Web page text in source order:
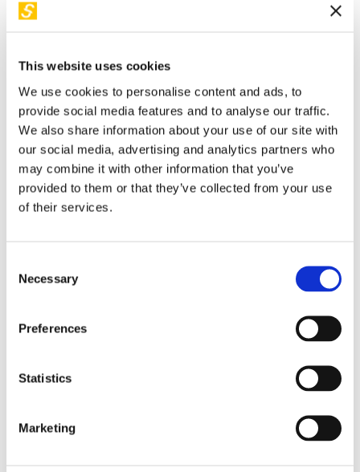
This website uses cookies
We use cookies to personalise content and ads, to
provide social media features and to analyse our traffic.
We also share information about your use of our site with
our social media, advertising and analytics partners who
may combine it with other information that you’ve
provided to them or that they’ve collected from your use
of their services.
Selection
Necessary
Preferences
Statistics
Marketing
sociale, policy-making e collaborazione tra pubblico e
acquisire competenze e professionalità utili ad entrare nel
mondo del lavoro e di supportare le imprese nell’individuare
personale con la preparazione e la motivazione di cui hanno
bisogno.
Di questi temi si è occupato anche in due governi come
Capo della Segreteria Tecnica del Ministero dell’Istruzione,
dell’Università e della Ricerca, seguendo la Riforma della
Economic Forum.
impresa, relazioni internazionali e istituzionali e
of Commerce in Italy, dove ha collaborato con il Governo
Americano per la partecipazione degli Stati Uniti ad Expo
Oscar ha avviato la sua carriera in consulenza strategica